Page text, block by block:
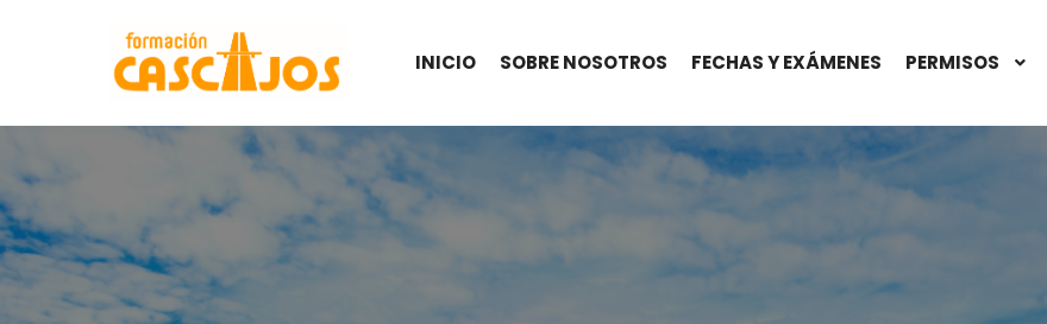
INICIO SOBRE NOSOTROS FECHAS Y EXÁMENES PERMISOS